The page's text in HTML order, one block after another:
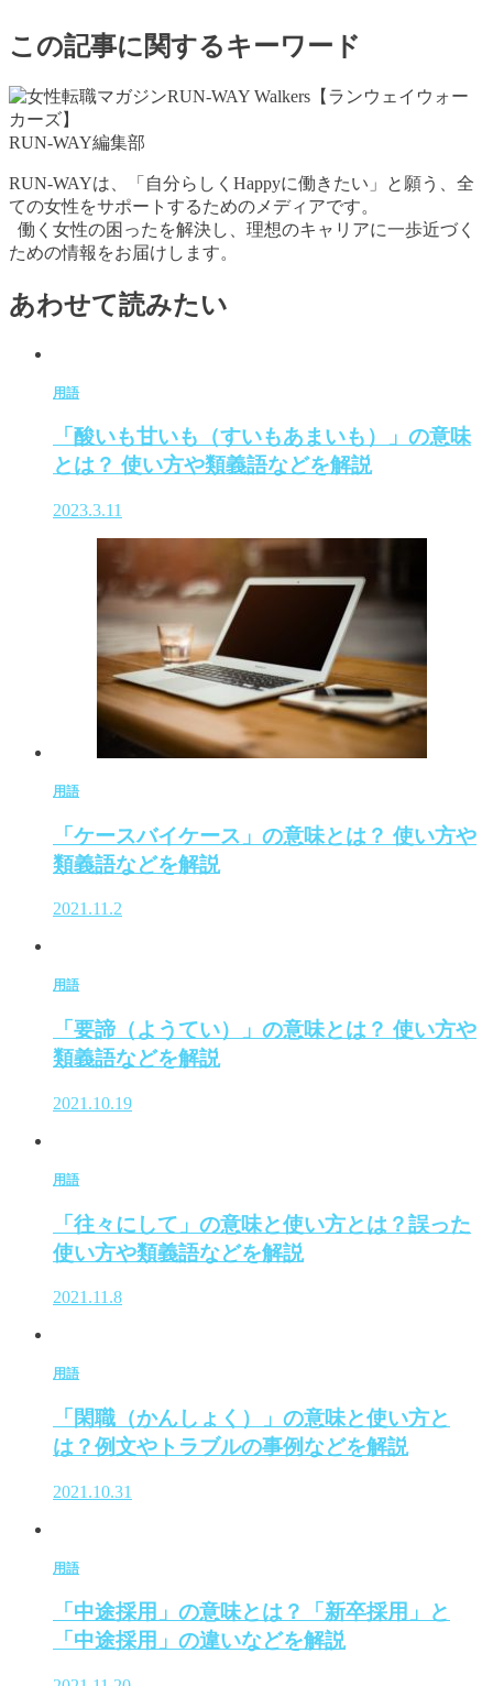
この記事に関するキーワード
RUN-WAY編集部
RUN-WAYは、「自分らしくHappyに働きたい」と願う、全
ての女性をサポートするためのメディアです。
働く女性の困ったを解決し、理想のキャリアに一歩近づく
ための情報をお届けします。
あわせて読みたい
用語
「酸いも甘いも（すいもあまいも）」の意味
とは？ 使い方や類義語などを解説
2023.3.11
用語
「ケースバイケース」の意味とは？ 使い方や
類義語などを解説
2021.11.2
用語
「要諦（ようてい）」の意味とは？ 使い方や
類義語などを解説
2021.10.19
用語
「往々にして」の意味と使い方とは？誤った
使い方や類義語などを解説
2021.11.8
用語
「閑職（かんしょく）」の意味と使い方と
は？例文やトラブルの事例などを解説
2021.10.31
用語
「中途採用」の意味とは？「新卒採用」と
「中途採用」の違いなどを解説